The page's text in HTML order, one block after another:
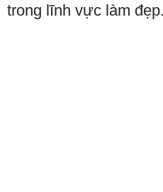
trong lĩnh vực làm đẹp.